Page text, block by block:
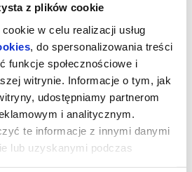
z plików cookie
w celu realizacji usług
, do spersonalizowania treści
funkcje społecznościowe i
witrynie. Informacje o tym, jak
udostępniamy partnerom
i analitycznym.
te informacje z innymi danymi
lub uzyskanymi podczas